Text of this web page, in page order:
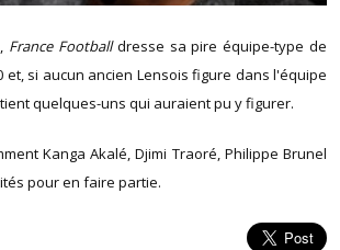
France Footballdresse sa pire équipe-type de
et, si aucun ancien Lensois figure dans l'équipe
quelques-uns qui auraient pu y figurer.
Kanga Akalé, Djimi Traoré, Philippe Brunel
pour en faire partie.